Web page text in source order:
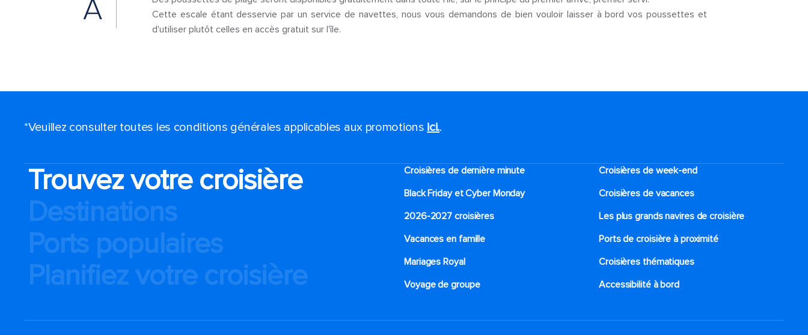
A
Cette escale étant desservie par un service de navettes, nous vous demandons de bien vouloir laisser à bord vos poussettes et
d'utiliser plutôt celles en accès gratuit sur l'île.
*Veuillez consulter toutes les conditions générales applicables aux promotions ici..
Trouvez votre croisière
Destinations
Ports populaires
Planifiez votre croisière
Croisières de dernière minute
Croisières de week-end
Black Friday et Cyber Monday
Croisières de vacances
2026-2027 croisières
Les plus grands navires de croisière
Vacances en famille
Ports de croisière à proximité
Mariages Royal
Croisières thématiques
Voyage de groupe​
Accessibilité à bord​